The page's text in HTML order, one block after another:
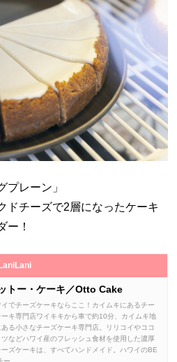
プレーン」
ドチーズで2層になったケーキ
ー！
トー・ケーキ／Otto Cake
イでチーズケーキならここ！カイムキにあるチー
ーキ専門店ワイキキから車で約10分、カイムキ地
ある小さなチーズケーキ専門店。リリコイやココ
ツなどハワイ産のフレッシュ食材を使用した濃厚
ーズケーキは、すべてハンドメイド。ハワイのBE